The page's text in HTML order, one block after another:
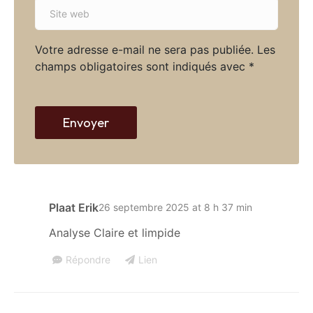
Plaat Erik26 septembre 2025 at 8 h 37 min
Analyse Claire et limpide
Répondre Lien
Votre adresse e-mail ne sera pas publiée. Les
champs obligatoires sont indiqués avec *
l
*
S
e
w
b
Envoyer